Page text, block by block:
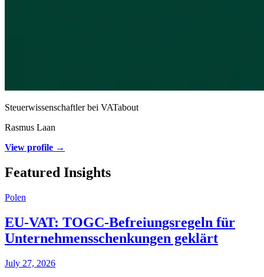
Steuerwissenschaftler bei VATabout
Rasmus Laan
View profile →
Featured Insights
Polen
EU-VAT: TOGC-Befreiungsregeln für
Unternehmensschenkungen geklärt
July 27, 2026